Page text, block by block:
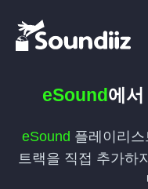
eSound에서
eSound 플레이리
트랙을 직접 추가하